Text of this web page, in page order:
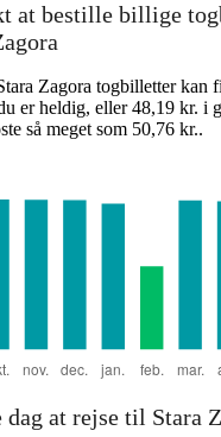
at bestille billige
Zagora togbilletter kan
er heldig, eller 48,19 kr. i
så meget som 50,76 kr..
dag at rejse til Stara